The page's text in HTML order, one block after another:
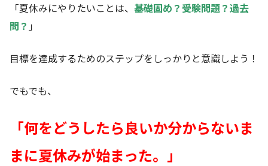
「夏休みにやりたいことは、 基礎固め？受験問題？過去
問？ 」
目標を達成するためのステップをしっかりと意識しよう！
でもでも、
「何をどうしたら良いか分からないま
まに夏休みが始まった。」